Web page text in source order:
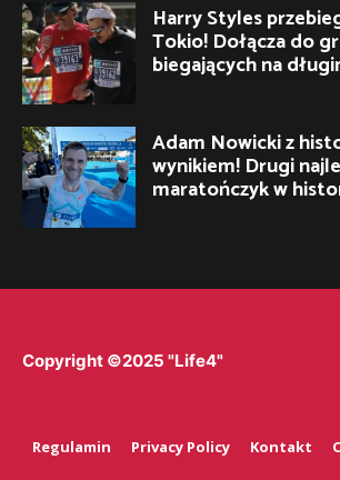
Harry Styles
Tokio! Dołącza do
biegających na
Adam Nowicki z
wynikiem! Drugi
maratończyk w
Copyright ©2025 "Life4"
Regulamin Privacy Policy Kontakt